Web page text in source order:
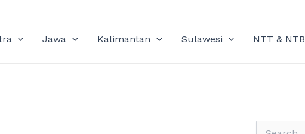
Jawa Kalimantan Sulawesi NTT & NTB